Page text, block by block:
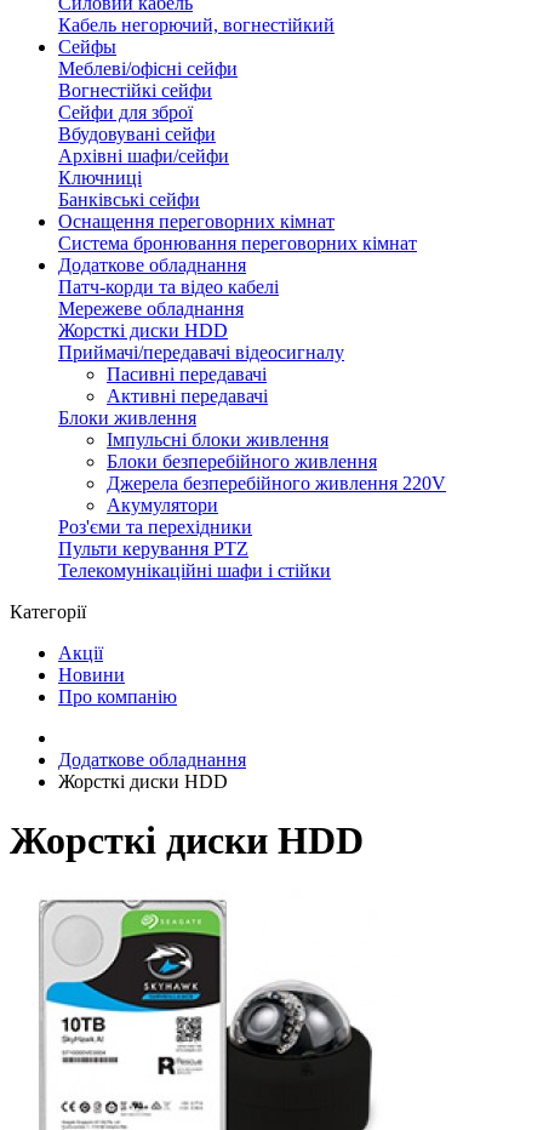
Кабель негорючий, вогнестійкий
Сейфы
Меблеві/офісні сейфи
Вогнестійкі сейфи
Сейфи для зброї
Вбудовувані сейфи
Архівні шафи/сейфи
Ключниці
Банківські сейфи
Оснащення переговорних кімнат
Система бронювання переговорних кімнат
Додаткове обладнання
Патч-корди та відео кабелі
Мережеве обладнання
Жорсткі диски HDD
Приймачі/передавачі відеосигналу
Пасивні передавачі
Активні передавачі
Блоки живлення
Імпульсні блоки живлення
Блоки безперебійного живлення
Джерела безперебійного живлення 220V
Акумулятори
Роз'єми та перехідники
Пульти керування PTZ
Телекомунікаційні шафи і стійки
Категорії
Акції
Новини
Про компанію
Додаткове обладнання
Жорсткі диски HDD
Жорсткі диски HDD